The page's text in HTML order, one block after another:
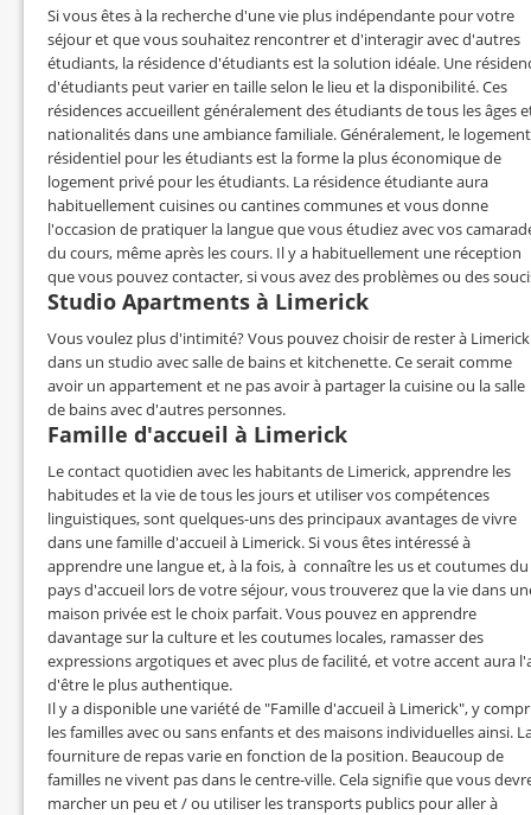
Si vous êtes à la recherche d'une vie plus indépendante pour votre
séjour et que vous souhaitez rencontrer et d'interagir avec d'autres
étudiants, la résidence d'étudiants est la solution idéale. Une
d'étudiants peut varier en taille selon le lieu et la disponibilité. Ces
résidences accueillent généralement des étudiants de tous les âges
nationalités dans une ambiance familiale. Généralement, le logement
résidentiel pour les étudiants est la forme la plus économique de
logement privé pour les étudiants. La résidence étudiante aura
habituellement cuisines ou cantines communes et vous donne
l'occasion de pratiquer la langue que vous étudiez avec vos
du cours, même après les cours. Il y a habituellement une réception
que vous pouvez contacter, si vous avez des problèmes ou des
Studio Apartments à Limerick
Vous voulez plus d'intimité? Vous pouvez choisir de rester à Limerick
dans un studio avec salle de bains et kitchenette. Ce serait comme
avoir un appartement et ne pas avoir à partager la cuisine ou la salle
de bains avec d'autres personnes.
Famille d'accueil à Limerick
Le contact quotidien avec les habitants de Limerick, apprendre les
habitudes et la vie de tous les jours et utiliser vos compétences
linguistiques, sont quelques-uns des principaux avantages de vivre
dans une famille d'accueil à Limerick. Si vous êtes intéressé à
apprendre une langue et, à la fois, à connaître les us et coutumes du
pays d'accueil lors de votre séjour, vous trouverez que la vie dans
maison privée est le choix parfait. Vous pouvez en apprendre
davantage sur la culture et les coutumes locales, ramasser des
expressions argotiques et avec plus de facilité, et votre accent aura
d'être le plus authentique.
Il y a disponible une variété de "Famille d'accueil à Limerick", y
les familles avec ou sans enfants et des maisons individuelles ainsi.
fourniture de repas varie en fonction de la position. Beaucoup de
familles ne vivent pas dans le centre-ville. Cela signifie que vous
marcher un peu et / ou utiliser les transports publics pour aller à